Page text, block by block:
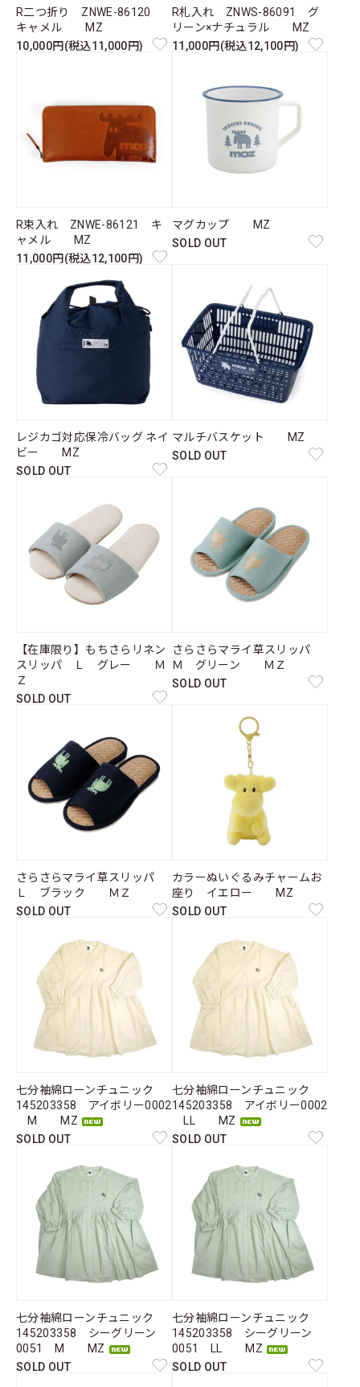
R二つ折り ZNWE-86120
キャメル MZ
10,000円(税込11,000円)
R札入れ ZNWS-86091 グ
リーン×ナチュラル MZ
11,000円(税込12,100円)
R束入れ ZNWE-86121 キ
ャメル MZ
11,000円(税込12,100円)
マグカップ MZ
SOLD OUT
レジカゴ対応保冷バッグ ネイ
ビー MZ
SOLD OUT
マルチバスケット MZ
SOLD OUT
【在庫限り】もちさらリネン
スリッパ Ｌ グレー Ｍ
Ｚ
SOLD OUT
さらさらマライ草スリッパ
Ｍ グリーン ＭＺ
SOLD OUT
さらさらマライ草スリッパ
Ｌ ブラック ＭＺ
SOLD OUT
カラーぬいぐるみチャームお
座り イエロー MZ
SOLD OUT
七分袖綿ローンチュニック
145203358 アイボリー0002
M MZ
SOLD OUT
七分袖綿ローンチュニック
145203358 アイボリー0002
LL MZ
SOLD OUT
七分袖綿ローンチュニック
145203358 シーグリーン
0051 M MZ
SOLD OUT
七分袖綿ローンチュニック
145203358 シーグリーン
0051 LL MZ
SOLD OUT